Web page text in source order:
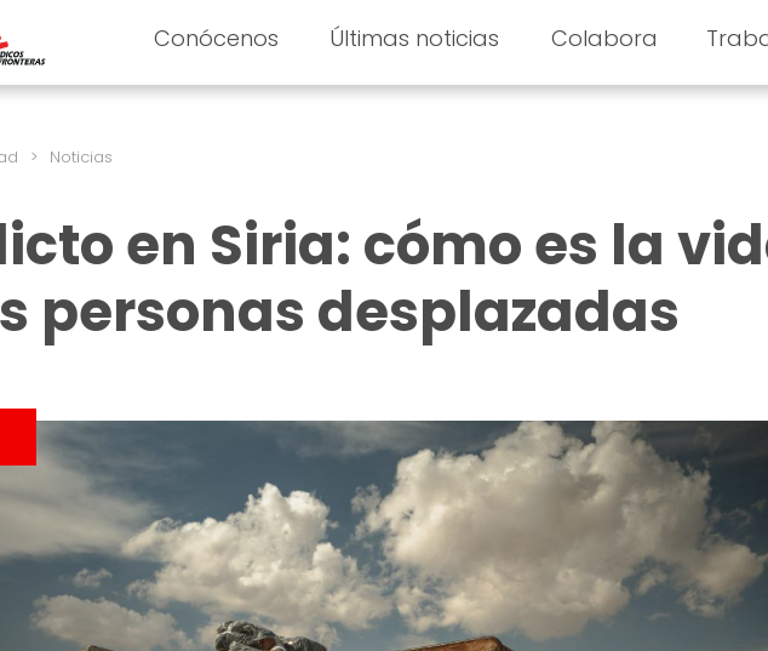
Conócenos Últimas noticias Colabora
> Noticias
en Siria: cómo es la
personas desplazadas